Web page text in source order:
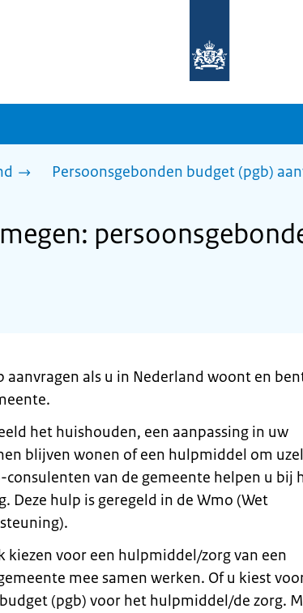
homepage
sdg.rijksoverheid.nl
Persoonsgebonden budget (pgb)
aanvragen als u in Nederland woont en
het huishouden, een aanpassing in uw
blijven wonen of een hulpmiddel om
consulenten van de gemeente helpen u bij
Deze hulp is geregeld in de Wmo (Wet
kiezen voor een hulpmiddel/zorg van een
mee samen werken. Of u kiest
(pgb) voor het hulpmiddel/de zorg.